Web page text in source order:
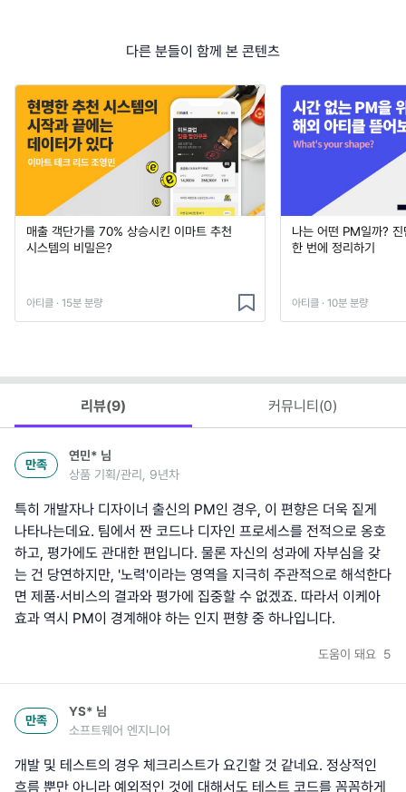
다른 분들이 함께 본 콘텐츠
매출 객단가를 70% 상승시킨 이마트 추천
시스템의 비밀은?
아티클 · 15분 분량
나는 어떤 PM일까?
한 번에 정리하기
아티클 · 10분 분량
리뷰(9) 커뮤니티(0)
만족
연민* 님
상품 기획/관리, 9년차
특히 개발자나 디자이너 출신의 PM인 경우, 이 편향은 더욱 짙게
나타나는데요. 팀에서 짠 코드나 디자인 프로세스를 전적으로 옹호
하고, 평가에도 관대한 편입니다. 물론 자신의 성과에 자부심을 갖
는 건 당연하지만, '노력'이라는 영역을 지극히 주관적으로 해석한다
면 제품·서비스의 결과와 평가에 집중할 수 없겠죠. 따라서 이케아
효과 역시 PM이 경계해야 하는 인지 편향 중 하나입니다.
도움이 돼요 5
만족
YS* 님
소프트웨어 엔지니어
개발 및 테스트의 경우 체크리스트가 요긴할 것 같네요. 정상적인
흐름 뿐만 아니라 예외적인 것에 대해서도 테스트 코드를 꼼꼼하게